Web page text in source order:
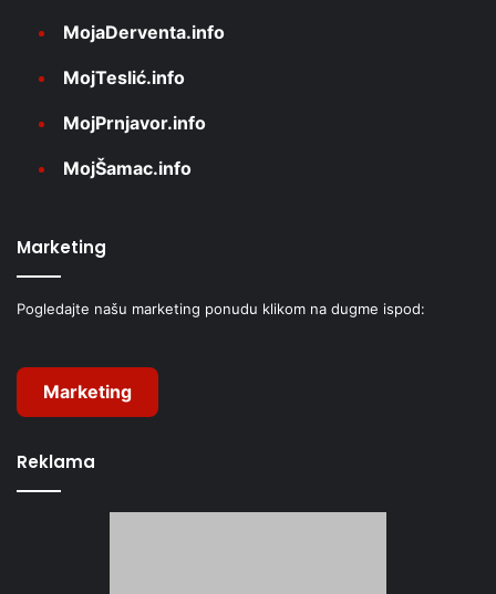
MojaDerventa.info
MojTeslić.info
MojPrnjavor.info
MojŠamac.info
Marketing
Pogledajte našu marketing ponudu klikom na dugme ispod:
Marketing
Reklama